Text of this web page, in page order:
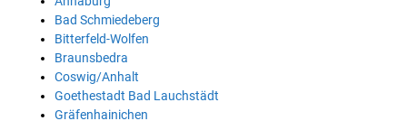
Bad Schmiedeberg
Bitterfeld-Wolfen
Braunsbedra
Coswig/Anhalt
Goethestadt Bad Lauchstädt
Gräfenhainichen